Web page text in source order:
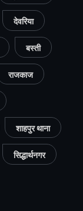
देवरिया
बस्ती
राजकाज
शाहपुर थाना
सिद्धार्थनगर